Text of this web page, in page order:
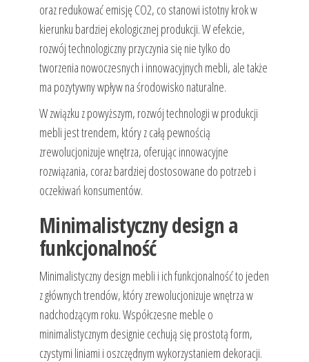
oraz redukować emisję CO2, co stanowi istotny krok w
kierunku bardziej ekologicznej produkcji. W efekcie,
rozwój technologiczny przyczynia się nie tylko do
tworzenia nowoczesnych i innowacyjnych mebli, ale także
ma pozytywny wpływ na środowisko naturalne.
W związku z powyższym, rozwój technologii w produkcji
mebli jest trendem, który z całą pewnością
zrewolucjonizuje wnętrza, oferując innowacyjne
rozwiązania, coraz bardziej dostosowane do potrzeb i
oczekiwań konsumentów.
Minimalistyczny design a
funkcjonalność
Minimalistyczny design mebli i ich funkcjonalność to jeden
z głównych trendów, który zrewolucjonizuje wnętrza w
nadchodzącym roku. Współczesne meble o
minimalistycznym designie cechują się prostotą form,
czystymi liniami i oszczędnym wykorzystaniem dekoracji.